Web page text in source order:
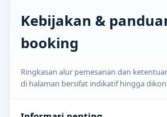
Kebijakan &
booking
Ringkasan alur pemesanan dan
di halaman bersifat indikatif hingga